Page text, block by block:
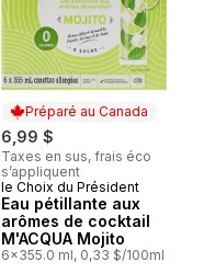
Préparé au Canada
6,99 $
Taxes en sus, frais éco
s’appliquent
Préparé au Canada
le Choix du Président
Eau pétillante aux
arômes de cocktail
M'ACQUA Mojito
6x355.0 ml, 0,33 $/100ml